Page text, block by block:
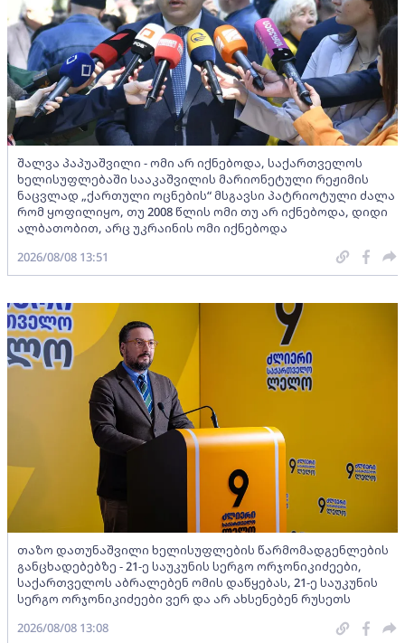
შალვა პაპუაშვილი - ომი არ იქნებოდა, საქართველოს
ხელისუფლებაში სააკაშვილის მარიონეტული რეჟიმის
ნაცვლად „ქართული ოცნების“ მსგავსი პატრიოტული ძალა
რომ ყოფილიყო, თუ 2008 წლის ომი თუ არ იქნებოდა, დიდი
ალბათობით, არც უკრაინის ომი იქნებოდა
2026/08/08 13:51
თაზო დათუნაშვილი ხელისუფლების წარმომადგენლების
განცხადებებზე - 21-ე საუკუნის სერგო ორჯონიკიძეები,
საქართველოს აბრალებენ ომის დაწყებას, 21-ე საუკუნის
სერგო ორჯონიკიძეები ვერ და არ ახსენებენ რუსეთს
2026/08/08 13:08